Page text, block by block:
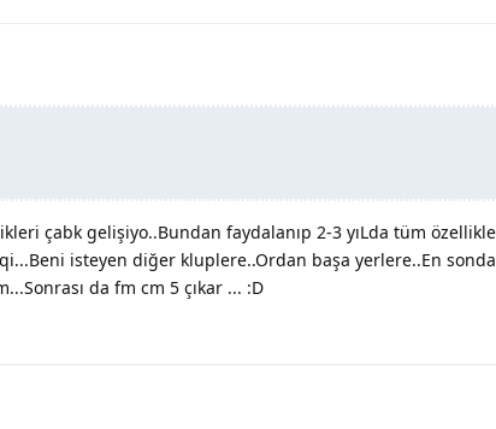
çabk gelişiyo..Bundan faydalanıp 2-3 yıLda tüm
isteyen diğer kluplere..Ordan başa yerlere..En
da fm cm 5 çıkar ... :D